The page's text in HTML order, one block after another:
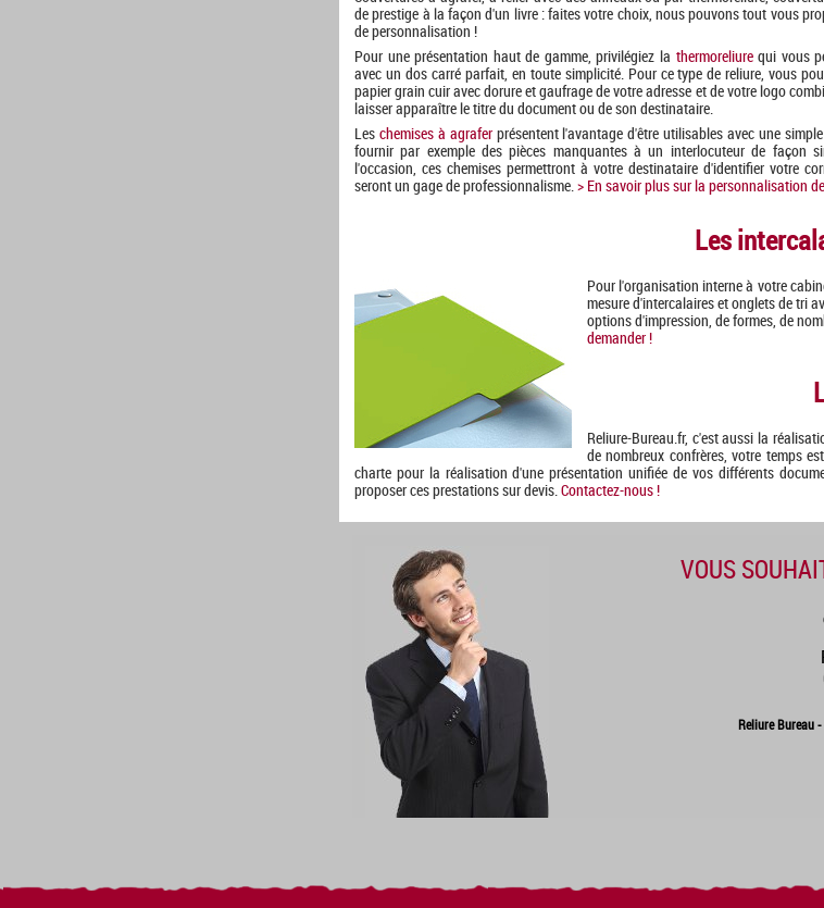
de prestige à la façon d'un livre : faites votre choix, nous pouvons tout vous
de personnalisation !
Pour une présentation haut de gamme, privilégiez la thermoreliurequi vous
avec un dos carré parfait, en toute simplicité. Pour ce type de reliure, vous
papier grain cuir avec dorure et gaufrage de votre adresse et de votre logo
laisser apparaître le titre du document ou de son destinataire.
Les chemises à agraferprésentent l'avantage d'être utilisables avec une
fournir par exemple des pièces manquantes à un interlocuteur de façon
l'occasion, ces chemises permettront à votre destinataire d'identifier votre
seront un gage de professionnalisme.> En savoir plus sur la personnalisation
Les
Pour l'organisation interne à votre
mesure d'intercalaires et onglets de tri
options d'impression, de formes, de
demander !
Reliure-Bureau.fr, c'est aussi la
de nombreux confrères, votre temps
charte pour la réalisation d'une présentation unifiée de vos différents
proposer ces prestations sur devis. Contactez-nous !
VOUS
Reliure Bureau